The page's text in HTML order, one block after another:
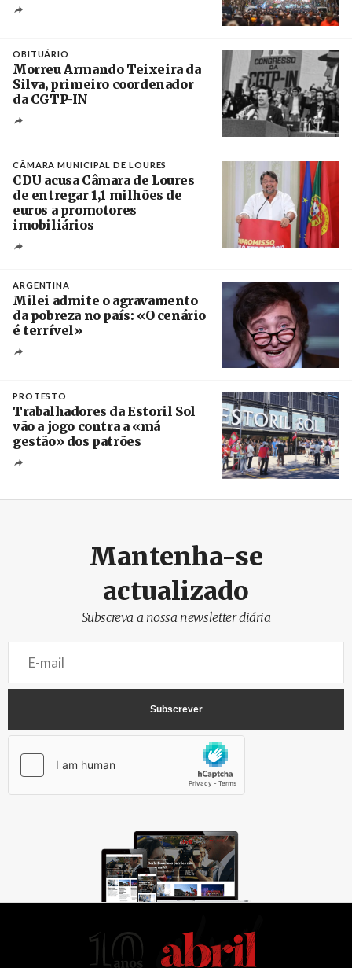
OBITUÁRIO
Morreu Armando Teixeira da
Silva, primeiro coordenador
da CGTP-IN
CÂMARA MUNICIPAL DE LOURES
CDU acusa Câmara de Loures
de entregar 1,1 milhões de
euros a promotores
imobiliários
ARGENTINA
Milei admite o agravamento
da pobreza no país: «O cenário
é terrível»
PROTESTO
Trabalhadores da Estoril Sol
vão a jogo contra a «má
gestão» dos patrões
Mantenha-se
actualizado
Subscreva a nossa newsletter diária